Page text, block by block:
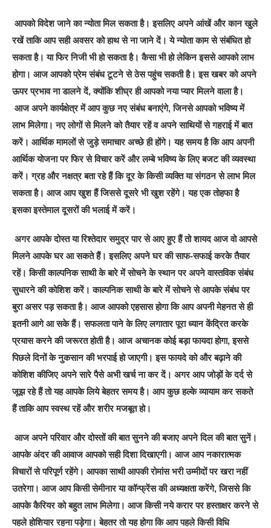
आपको विदेश जाने का न्योता मिल सकता है। इसलिए अपने आंखें और कान खुले
रखें ताकि आप सही अवसर को हाथ से ना जाने दें। ये न्योता काम से संबंधित हो
सकता है। या फिर निजी भी हो सकता है। कैसा भी हो लेकिन इससे आपको लाभ
होगा। आज आपको प्रेम संबंध टूटने से ठेस पहुंच सकती है। इस खबर को अपने
ऊपर प्रभाव ना डालने दें, क्योंकि शीघ्र ही आपको नया प्यार मिलने वाला है।
आज अपने कार्यक्षेत्र में आप कुछ नए संबंध बनाएंगे, जिनसे आपको भविष्य में
लाभ मिलेगा। नए लोगों से मिलने को तैयार रहें व अपने साथियों से गहराई में बात
करें। आर्थिक मामलों से जुड़े समाचार अच्छे ही होंगे। यह समय है कि आप अपनी
आर्थिक योजना पर फिर से विचार करें और लम्बे भविष्य के लिए बजट की व्यवस्था
करें। ग्रह और नक्षत्र बता रहे हैं कि दूर के किसी व्यक्ति या संगठन से लाभ मिल
सकता है। आज आप खुश हैं जिससे दूसरे भी खुश रहेंगे। यह एक तोहफा है
इसका इस्तेमाल दूसरों की भलाई में करें।
अगर आपके दोस्त या रिश्तेदार समुद्र पार से आए हुए हैं तो शायद आज वो आपसे
मिलने आपके घर आ सकते हैं। इसलिए अपने घर की साफ-सफाई करके तैयार
रहें। किसी काल्पनिक साथी के बारे में सोचने के स्थान पर अपने वास्तविक संबंध
सुधारने की कोशिश करें। काल्पनिक साथी के बारे में सोचने से आपके संबंध पर
बुरा असर पड़ सकता है। आज आपको एहसास होगा कि आप अपनी मेहनत से ही
इतनी आगे आ सके हैं। सफलता पाने के लिए लगातार पूरा ध्यान केंद्रित करके
प्रयास करने की जरूरत होती है। आज अचानक कोई बड़ा फायदा होगा, इससे
पिछले दिनों के नुकसान की भरपाई हो जाएगी। इस फायदे को और बढ़ाने की
कोशिश कीजिए अपने सारे पैसे अभी खर्च ना कर दें। अगर आप जोड़ों के दर्द से
जूझ रहे हैं तो यह आपके लिये बेहतर समय है। आप कुछ हल्के व्यायाम कर सकते
हैं ताकि आप स्वस्थ रहें और शरीर मजबूत हो।
आज अपने परिवार और दोस्तों की बात सुनने की बजाए अपने दिल की बात सुनें।
आपके अंदर की आवाज आपको सही दिशा दिखाएगी। आज आप नकारात्मक
विचारों से परिपूर्ण रहेंगे। आपका साथी आपकी रोमांस भरी उम्मीदों पर खरा नहीं
उतरेगा। आज आप किसी सेमीनार या कॉन्फ्रेंस की अध्यक्षता करेंगे, जिससे कि
आपके कैरियर को बहुत लाभ मिलेगा। आज किसी नये करार पर हस्ताक्षर करने से
पहले होशियार रहना पड़ेगा। बेहतर तो यह होगा कि आप पहले किसी विधि